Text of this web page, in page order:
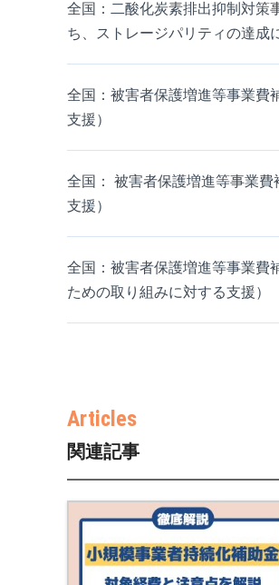
全国：二酸化炭素排出抑制対策
ち、ストレージパリティの達成
全国：被害者保護増進等事業費
支援）
全国： 被害者保護増進等事業
支援）
全国：被害者保護増進等事業費
ための取り組みに対する支援）
関連記事